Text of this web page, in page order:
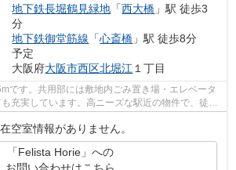
地下鉄長堀鶴見緑地 「西大橋 」駅 徒歩3
分
地下鉄御堂筋線 「心斎橋 」駅 徒歩8分
予定
大阪府大阪市西区北堀江 １丁目
です。共用部には敷地内ごみ置き場・エレベータ
充実しています。高ニーズな駅近の物件で、徒歩
ます。3駅以上...
空室情報がありません。
「Felista Horie」への
お問い合わせはこちら